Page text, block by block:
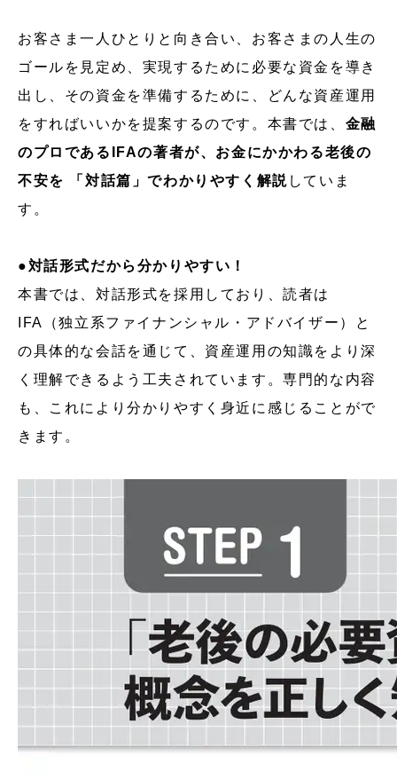
お客さま一人ひとりと向き合い、お客さまの人生の
ゴールを見定め、実現するために必要な資金を導き
出し、その資金を準備するために、どんな資産運用
をすればいいかを提案するのです。本書では、 金融
のプロであるIFAの著者が、お金にかかわる老後の
不安を 「対話篇」でわかりやすく解説 していま
す。
●対話形式だから分かりやすい！
本書では、対話形式を採用しており、読者は
IFA（独立系ファイナンシャル・アドバイザー）と
の具体的な会話を通じて、資産運用の知識をより深
く理解できるよう工夫されています。専門的な内容
も、これにより分かりやすく身近に感じることがで
きます。